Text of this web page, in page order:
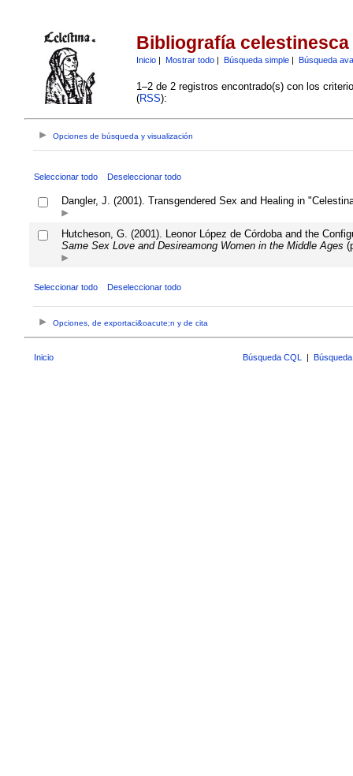
Bibliografía celestinesca
Inicio| Mostrar todo| Búsqueda simple| Búsqueda
1–2 de 2 registros encontrado(s) con los
(RSS):
Opciones de búsqueda y visualización
Seleccionar todo Deseleccionar todo
Dangler, J. (2001). Transgendered Sex and Healing in
Hutcheson, G. (2001). Leonor López de Córdoba and the
Same Sex Love and Desireamong Women in the Middle Ages
Seleccionar todo Deseleccionar todo
Opciones, de exportaci&oacute;n y de cita
Inicio Búsqueda CQL |